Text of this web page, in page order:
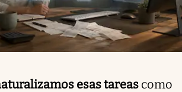
esas tareas como